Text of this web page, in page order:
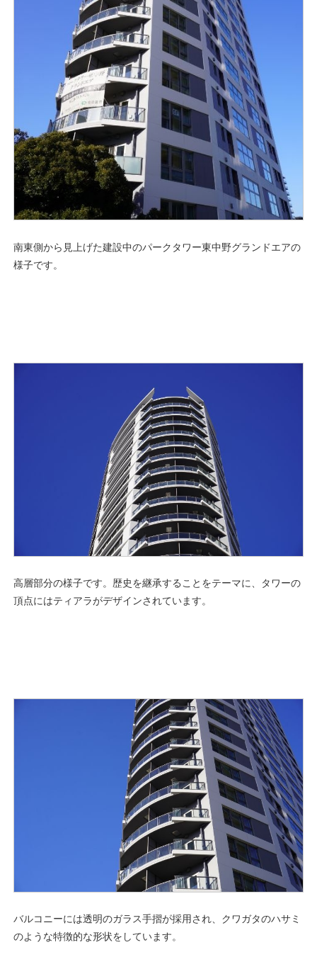
南東側から見上げた建設中のパークタワー東中野グランドエアの
様子です。
高層部分の様子です。歴史を継承することをテーマに、タワーの
頂点にはティアラがデザインされています。
バルコニーには透明のガラス手摺が採用され、クワガタのハサミ
のような特徴的な形状をしています。